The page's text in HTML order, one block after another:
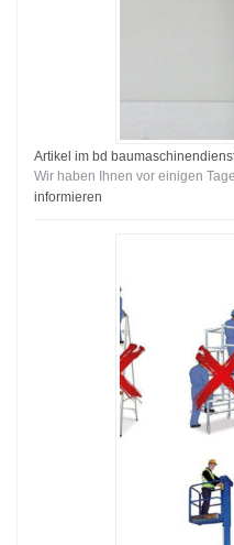
Artikel im bd
Wir haben Ihnen vor einigen
informieren